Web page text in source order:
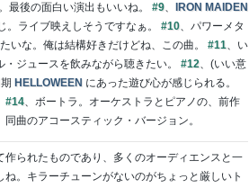
最後の面白い演出もいいね。 #9、
IRON MAIDEN
。ライブ映えしそうですなぁ。 #10、パワーメタ
いな。俺は結構好きだけどね、この曲。 #11、い
ジュースを飲みながら聴きたい。 #12、(いい意
HELLOWEEN にあった遊び心が感じられる。
#14、ボートラ。オーケストラとピアノの、前作
同曲のアコースティック・バージョン。
られたものであり、多くのオーディエンスと一
。キラーチューンがないのがちょっと厳しいト